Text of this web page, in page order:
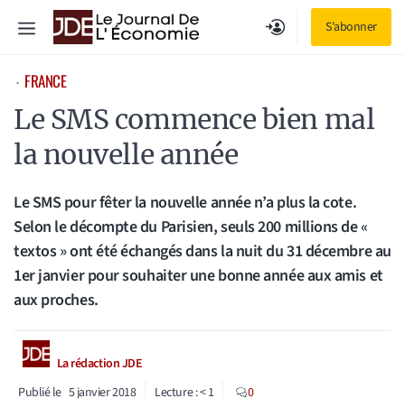
S'abonner
Menu
⋅ FRANCE
Le SMS commence bien mal
la nouvelle année
Le SMS pour fêter la nouvelle année n’a plus la cote.
Selon le décompte du Parisien, seuls 200 millions de «
textos » ont été échangés dans la nuit du 31 décembre au
1er janvier pour souhaiter une bonne année aux amis et
aux proches.
La rédaction JDE
Publié le 5 janvier 2018 Lecture :< 1 0